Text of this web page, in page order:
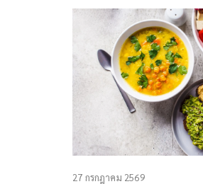
27 กรกฎาคม 2569